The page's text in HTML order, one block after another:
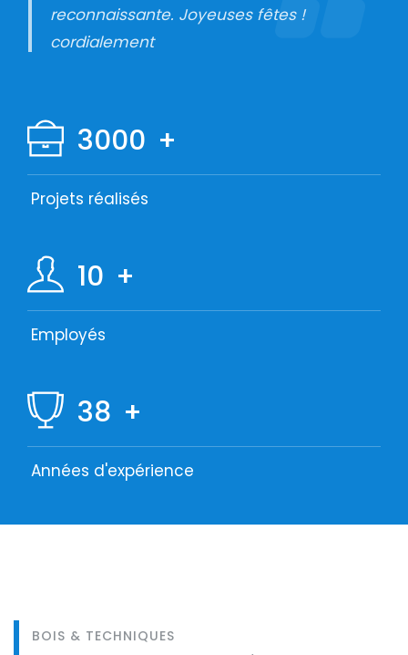
reconnaissante. Joyeuses fêtes !
cordialement
3000 +
Projets réalisés
10 +
Employés
38 +
Années d'expérience
BOIS & TECHNIQUES